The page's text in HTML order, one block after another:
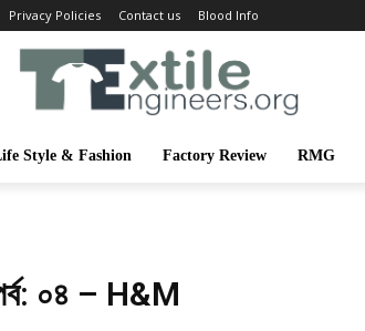
Privacy Policies Contact us Blood Info
Style & Fashion Factory Review RMG
পর্ব: ০৪ – H&M